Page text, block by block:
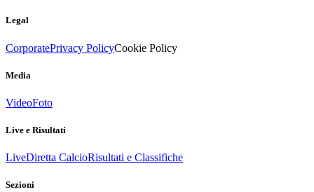
Legal
CorporatePrivacy PolicyCookie Policy
Media
VideoFoto
Live e Risultati
LiveDiretta CalcioRisultati e Classifiche
Sezioni